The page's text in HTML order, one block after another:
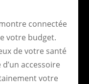
connectée
votre budget.
de votre santé
accessoire
votre